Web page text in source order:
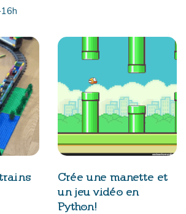
Crée une manette et
un jeu vidéo en
Python!